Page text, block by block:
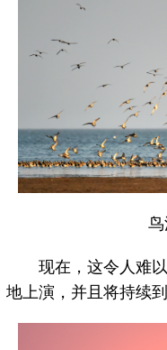
现在，这令人难以
地上演，并且将持续到